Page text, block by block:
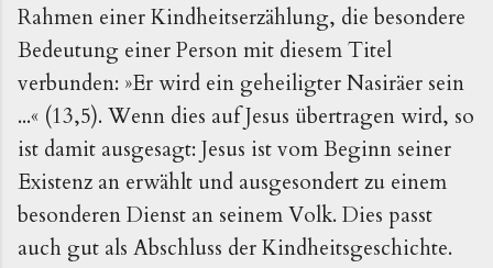
Rahmen einer Kindheitserzählung, die besondere
Bedeutung einer Person mit diesem Titel
verbunden: »Er wird ein geheiligter Nasiräer sein
...« (13,5). Wenn dies auf Jesus übertragen wird, so
ist damit ausgesagt: Jesus ist vom Beginn seiner
Existenz an erwählt und ausgesondert zu einem
besonderen Dienst an seinem Volk. Dies passt
auch gut als Abschluss der Kindheitsgeschichte.